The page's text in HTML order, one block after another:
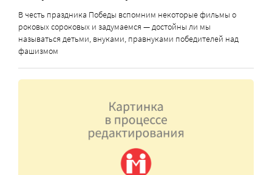
В честь праздника Победы вспомним некоторые фильмы о
роковых сороковых и задумаемся — достойны ли мы
называться детьми, внуками, правнуками победителей над
фашизмом